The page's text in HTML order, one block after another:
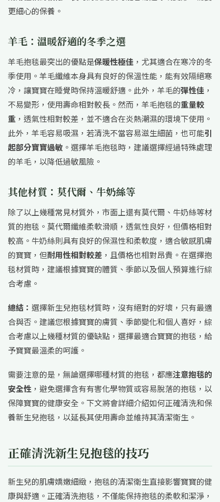
更細心的保養。
羊毛：溫暖舒適的冬季之選
羊毛抱毯最突出的優點是保暖性極佳 ，尤其適合在寒冷的冬
季使用。羊毛纖維本身具有良好的保溫性能，能有效隔絕寒
冷，讓寶寶在睡覺時保持溫暖舒適。此外，羊毛的彈性佳 ，
不易變形，使用壽命相對較長。然而，羊毛抱毯的重量較
重 ，透氣性相對較差，並不適合在炎熱潮濕的環境下使用。
此外，羊毛容易吸濕，若清洗不當容易滋生細菌，也可能引
起部分寶寶過敏 。選擇羊毛抱毯時，建議選擇經過特殊處理
的羊毛，以降低過敏風險。
其他材質：莫代爾、牛奶絲等
除了以上幾種常見材質外，市面上還有莫代爾、牛奶絲等材
質的抱毯。莫代爾纖維柔軟滑順，透氣性良好，但價格相對
較高。牛奶絲則具有良好的保濕性和柔軟度，適合敏感肌膚
的寶寶，但耐用性相對較差 ，且價格也相對昂貴。在選擇抱
毯材質時，建議根據寶寶的體質、季節以及個人預算進行綜
合考慮。
總結： 選擇新生兒抱毯材質時，沒有絕對的好壞，只有最適
合與否。建議您根據寶寶的膚質、季節變化和個人喜好，綜
合考慮以上幾種材質的優缺點，選擇最適合寶寶的抱毯，給
予寶寶最溫柔的呵護。
需要注意的是，無論選擇哪種材質的抱毯，都應注意抱毯的
安全性 ，避免選擇含有有害化學物質或容易脫落的抱毯，以
保障寶寶的健康安全。下文將會詳細介紹如何正確清洗和保
養新生兒抱毯，以延長其使用壽命並維持其清潔衛生。
正確清洗新生兒抱毯的技巧
新生兒的肌膚嬌嫩細緻，抱毯的清潔衛生直接影響寶寶的健
康與舒適。正確清洗抱毯，不僅能保持抱毯的柔軟和潔淨，